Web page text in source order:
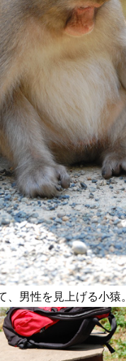
、男性を見上げる小猿。